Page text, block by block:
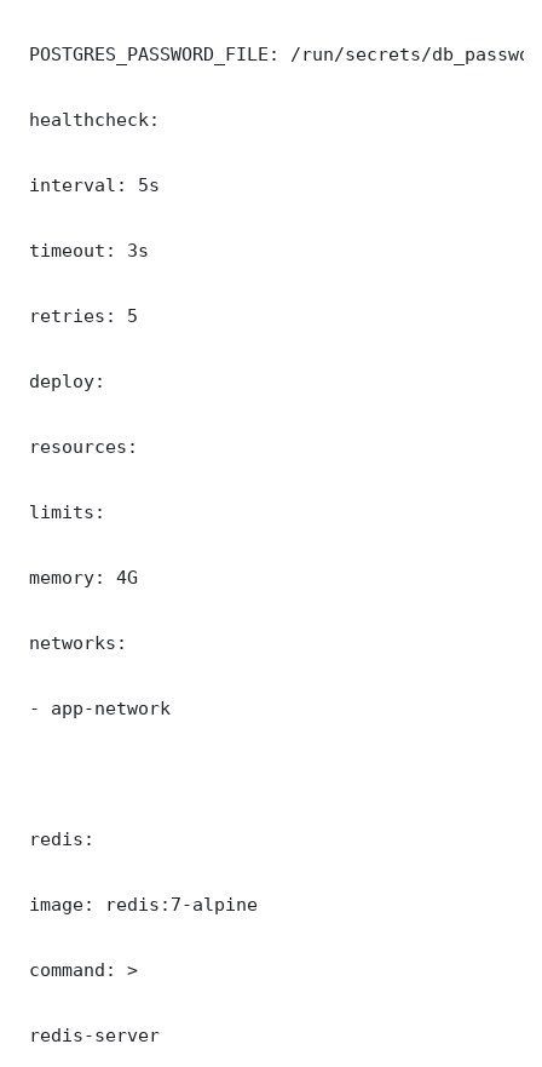
POSTGRES_PASSWORD_FILE: /run/secrets/
healthcheck:
interval: 5s
timeout: 3s
retries: 5
deploy:
resources:
limits:
memory: 4G
networks:
- app-network
redis:
image: redis:7-alpine
command: >
redis-server